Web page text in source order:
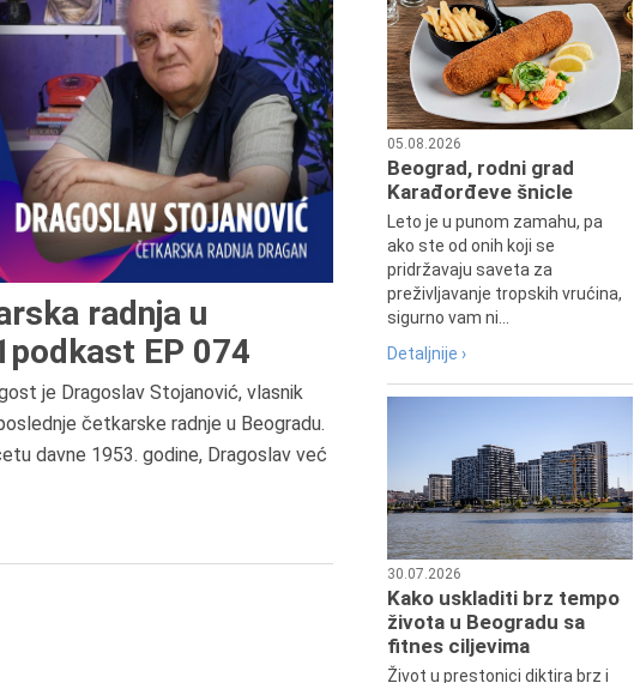
radnja u
EP 074
je Dragoslav Stojanović, vlasnik
četkarske radnje u Beogradu.
davne 1953. godine, Dragoslav već
05.08.2026
Beograd, rodni grad
Karađorđeve šnicle
Leto je u punom zamahu, pa
ako ste od onih koji se
pridržavaju saveta za
preživljavanje tropskih vrućina,
sigurno vam ni...
Detaljnije ›
30.07.2026
Kako uskladiti brz tempo
života u Beogradu sa
fitnes ciljevima
Život u prestonici diktira brz i
Preminula je Zorka Boljanović,
vazduhoplovni inženjer, predsednik
Udruženja žena pilota Jugoslavije.